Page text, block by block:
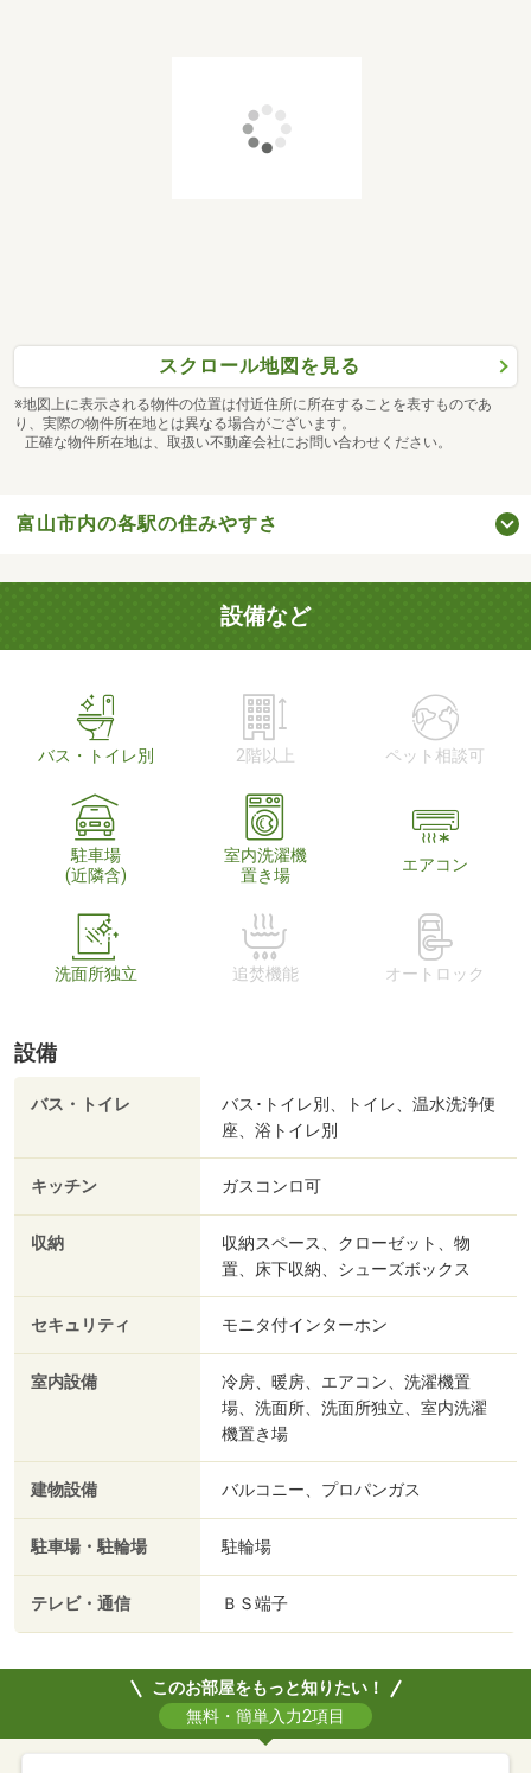
スクロール地図を見る
※地図上に表示される物件の位置は付近住所に所在することを表すものであ
り、実際の物件所在地とは異なる場合がございます。
正確な物件所在地は、取扱い不動産会社にお問い合わせください。
富山市内の各駅の住みやすさ
設備など
バス・トイレ別 2階以上 ペット相談可
駐車場
(近隣含)
室内洗濯機
置き場
エアコン
洗面所独立 追焚機能 オートロック
設備
バス・トイレ
バス･トイレ別、トイレ、温水洗浄便
座、浴トイレ別
キッチン ガスコンロ可
収納
収納スペース、クローゼット、物
置、床下収納、シューズボックス
セキュリティ モニタ付インターホン
室内設備
冷房、暖房、エアコン、洗濯機置
場、洗面所、洗面所独立、室内洗濯
機置き場
建物設備 バルコニー、プロパンガス
駐車場・駐輪場 駐輪場
テレビ・通信 ＢＳ端子
このお部屋をもっと知りたい！
無料・簡単入力2項目